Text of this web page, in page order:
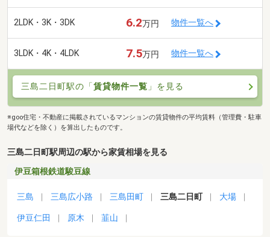
2LDK・3K・3DK 6.2万円 物件一覧へ
3LDK・4K・4LDK 7.5万円 物件一覧へ
三島二日町駅の「賃貸物件一覧 」を見る
※goo住宅・不動産に掲載されているマンションの賃貸物件の平均賃料（管理費・駐車
場代などを除く）を算出したものです。
三島二日町駅周辺の駅から家賃相場を見る
伊豆箱根鉄道駿豆線
三島 三島広小路 三島田町 三島二日町 大場
伊豆仁田 原木 韮山